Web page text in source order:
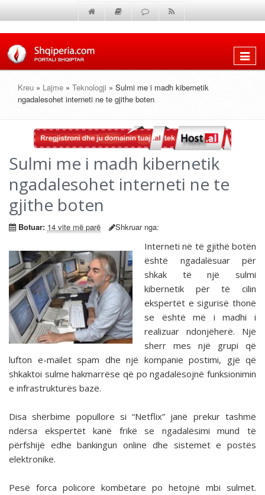
Shfaq
Kreu » Lajme » Teknologji » Sulmi me i madh kibernetik
ngadalesohet interneti ne te gjithe boten
Sulmi me i madh kibernetik
ngadalesohet interneti ne te
gjithe boten
Botuar: 14 vite më parë Shkruar nga:
Interneti në të gjithë botën
është ngadalësuar për
shkak të një sulmi
kibernetik për të cilin
ekspertët e sigurisë thonë
se është më i madhi i
realizuar ndonjëherë. Një
sherr mes një grupi që
lufton e-mailet spam dhe një kompanie postimi, gjë që
shkaktoi sulme hakmarrëse që po ngadalësojnë funksionimin
e infrastrukturës bazë.
Disa shërbime popullore si “Netflix” janë prekur tashmë
ndërsa ekspertët kanë frikë se ngadalësimi mund të
përfshijë edhe bankingun online dhe sistemet e postës
elektronike.
Pesë forca policore kombëtare po hetojnë mbi sulmet.